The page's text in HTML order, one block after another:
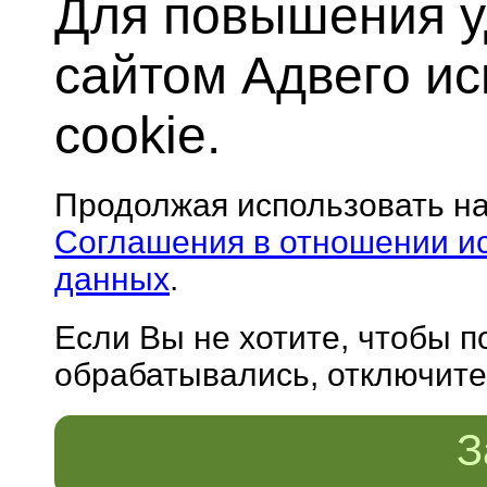
Для повышения
сайтом Адвего
cookie.
Продолжая использовать
Соглашения в отношении
данных.
Если Вы не хотите, чтобы
обрабатывались,